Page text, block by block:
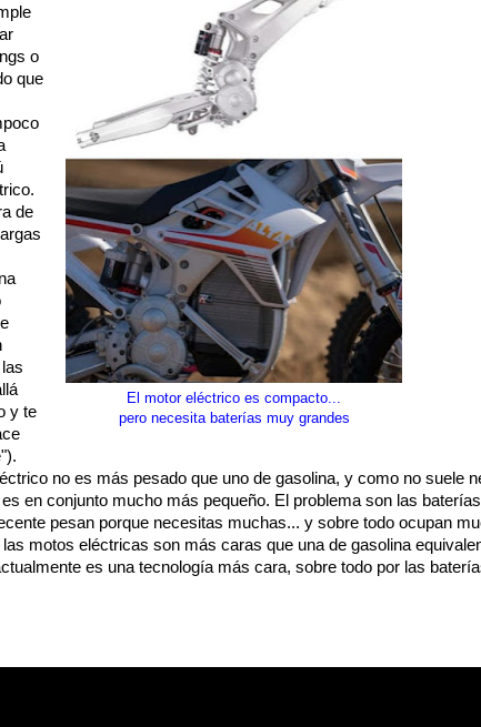
El motor eléctrico es compacto...
pero necesita baterías muy grandes
o
que
de
y te
no es más pesado que uno de gasolina, y como no suele
en conjunto mucho más pequeño. El problema son las
pesan porque necesitas muchas... y sobre todo ocupan
las motos eléctricas son más caras que una de gasolina
es una tecnología más cara, sobre todo por las